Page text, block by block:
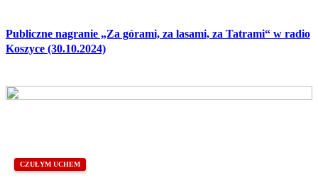
Publiczne nagranie „Za górami, za lasami, za Tatrami“ w radio
Koszyce (30.10.2024)
CZUŁYM UCHEM